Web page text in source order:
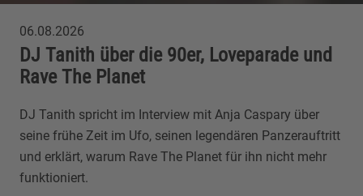
06.08.2026
DJ Tanith über die 90er, Loveparade und
Rave The Planet
DJ Tanith spricht im Interview mit Anja Caspary über
seine frühe Zeit im Ufo, seinen legendären Panzerauftritt
und erklärt, warum Rave The Planet für ihn nicht mehr
funktioniert.